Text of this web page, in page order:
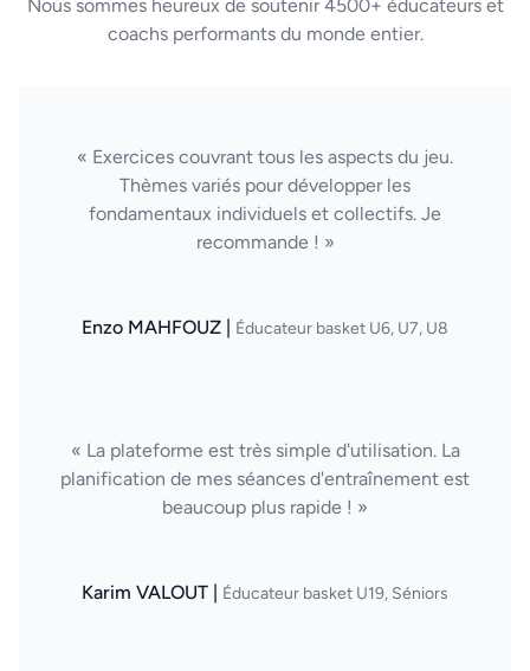
Nous sommes heureux de soutenir 4500+ éducateurs et
coachs performants du monde entier.
« Exercices couvrant tous les aspects du jeu.
Thèmes variés pour développer les
fondamentaux individuels et collectifs. Je
recommande ! »
Enzo MAHFOUZ | Éducateur basket U6, U7, U8
« La plateforme est très simple d'utilisation. La
planification de mes séances d'entraînement est
beaucoup plus rapide ! »
Karim VALOUT | Éducateur basket U19, Séniors